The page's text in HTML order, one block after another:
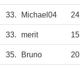
33. Michael04 24
33. merit 15
35. Bruno 20